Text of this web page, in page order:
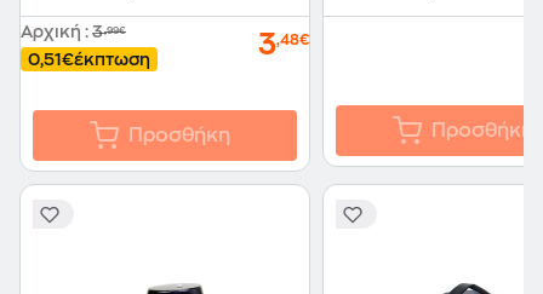
Αρχική : 3,99€
0,51€έκπτωση 3,48€
Προσθήκη Προσθήκη